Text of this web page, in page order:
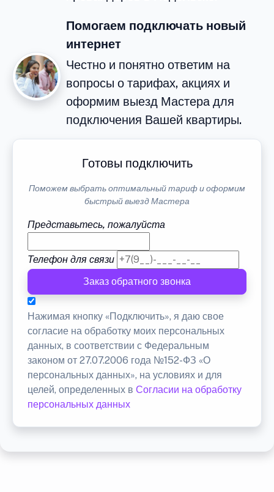
Помогаем подключать новый
интернет
Честно и понятно ответим на
вопросы о тарифах, акциях и
оформим выезд Мастера для
подключения Вашей квартиры.
Готовы подключить
Поможем выбрать оптимальный тариф и оформим
быстрый выезд Мастера
Представьтесь, пожалуйста
Телефон для связи
Заказ обратного звонка
Нажимая кнопку «Подключить», я даю свое
согласие на обработку моих персональных
данных, в соответствии с Федеральным
законом от 27.07.2006 года №152-ФЗ «О
персональных данных», на условиях и для
целей, определенных в Согласии на обработку
персональных данных